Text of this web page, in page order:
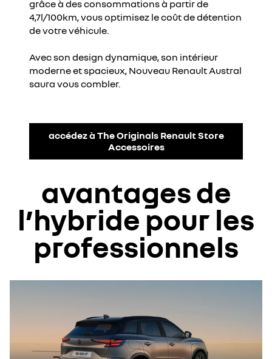
grâce à des consommations à partir de
4,7l/100km, vous optimisez le coût de détention
de votre véhicule.
Avec son design dynamique, son intérieur
moderne et spacieux, Nouveau Renault Austral
saura vous combler.
accédez à The Originals Renault Store
Accessoires
avantages de
l’hybride pour les
professionnels